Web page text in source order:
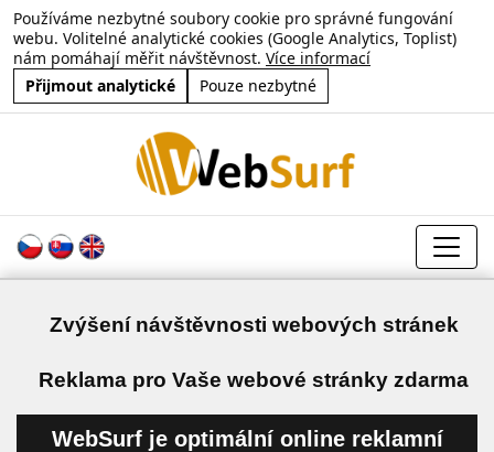
Používáme nezbytné soubory cookie pro správné fungování
webu. Volitelné analytické cookies (Google Analytics, Toplist)
nám pomáhají měřit návštěvnost. Více informací
Přijmout analytické
Pouze nezbytné
Zvýšení návštěvnosti webových stránek
Reklama pro Vaše webové stránky zdarma
WebSurf je optimální online reklamní